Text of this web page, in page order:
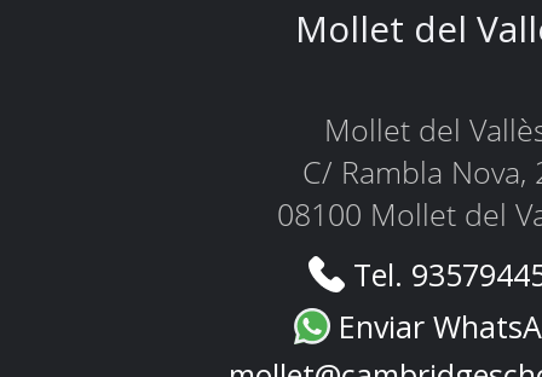
Mollet del
Mollet del
C/ Rambla Nova,
08100 Mollet del
Tel.
Enviar